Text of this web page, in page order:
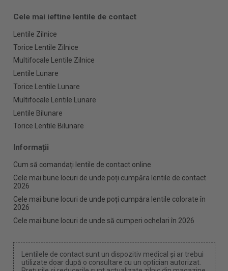
Cele mai ieftine lentile de contact
Lentile Zilnice
Torice Lentile Zilnice
Multifocale Lentile Zilnice
Lentile Lunare
Torice Lentile Lunare
Multifocale Lentile Lunare
Lentile Bilunare
Torice Lentile Bilunare
Informații
Cum să comandați lentile de contact online
Cele mai bune locuri de unde poți cumpăra lentile de contact
2026
Cele mai bune locuri de unde poți cumpăra lentile colorate în
2026
Cele mai bune locuri de unde să cumperi ochelari în 2026
Lentilele de contact sunt un dispozitiv medical și ar trebui
utilizate doar după o consultare cu un optician autorizat.